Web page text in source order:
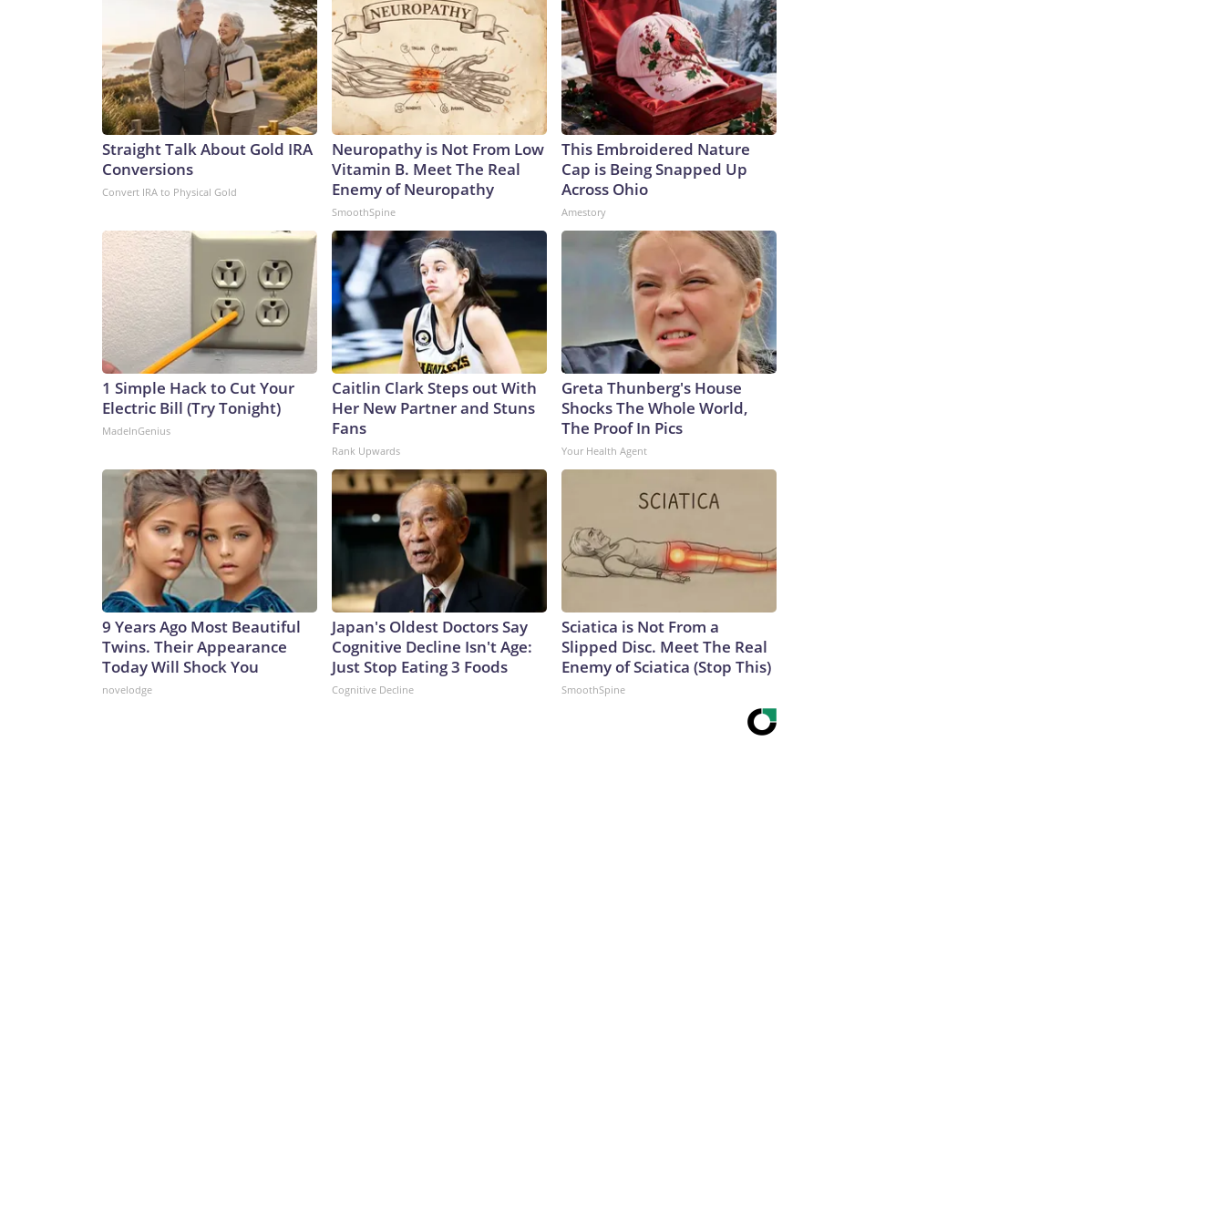
arma nuclear. Eso es todo”.Una semana después, añadió: “No tengo prisa. Nunca piensas: ‘Oh, las elecciones
intermedias… tengo prisa’. No tengo prisa”.Y otra semana más tarde: “No me importan las elecciones
intermedias”.En una entrevista concedida a Fox News a principios de esta semana, Trump también sugirió que
su objetivo era, en realidad, ganar la guerra con Irán en lugar de limitarse a terminarla, a pesar de que, en este
momento, la victoria parece una posibilidad extremadamente remota. Cuando el presentador Trace
Gallagher le preguntó a Trump cuándo podría decidir abandonar la partida y dejar de intentar negociar (dada la
falta de fiabilidad de los iraníes en este aspecto), el presidente sugirió que ese momento no llegaría
pronto.“Tengo mucho tiempo”, dijo Trump. “Ya sabes, la gente habla de las elecciones de mitad de periodo. Para
las elecciones intermedias, quieren ver victorias”.Sin embargo, el Partido Republicano no dispone de mucho
tiempo en el plano político. Los elevados precios de la gasolina derivados de la prolongada guerra resultaron
ser la guinda en mal estado de un helado muy poco apetecible para los votantes.Este tipo de comentarios de
Trump tienen cierto sentido estratégico. Si se quiere que Irán haga concesiones, no conviene dejar entrever
que se tiene prisa por salir del conflicto debido a las elecciones intermedias; eso perjudica la capacidad de
presión.Pero los republicanos quizá quieran empezar a preguntarse si Trump, en el fondo de su corazón, lo
dice en serio, y que no le importa lo que la guerra con Irán pueda costarle a su partido en noviembre.Además,
los republicanos deben de estar furiosos de que él sugiera que son ellos —y no la guerra ni el resto de sus
acciones impopulares— quienes ponen en peligro sus mayorías.The-CNN-Wire™ & © 2026 Cable News
Network, Inc., a Warner Bros. Discovery Company. All rights reserved.
Straight Talk About Gold IRA
Conversions
Convert IRA to Physical Gold
Neuropathy is Not From Low
Vitamin B. Meet The Real
Enemy of Neuropathy
SmoothSpine
This Embroidered Nature
Cap is Being Snapped Up
Across Ohio
Amestory
1 Simple Hack to Cut Your
Electric Bill (Try Tonight)
MadeInGenius
Caitlin Clark Steps out With
Her New Partner and Stuns
Fans
Rank Upwards
Greta Thunberg's House
Shocks The Whole World,
The Proof In Pics
Your Health Agent
9 Years Ago Most Beautiful
Twins. Their Appearance
Today Will Shock You
novelodge
Japan's Oldest Doctors Say
Cognitive Decline Isn't Age:
Just Stop Eating 3 Foods
Cognitive Decline
Sciatica is Not From a
Slipped Disc. Meet The Real
Enemy of Sciatica (Stop This)
SmoothSpine